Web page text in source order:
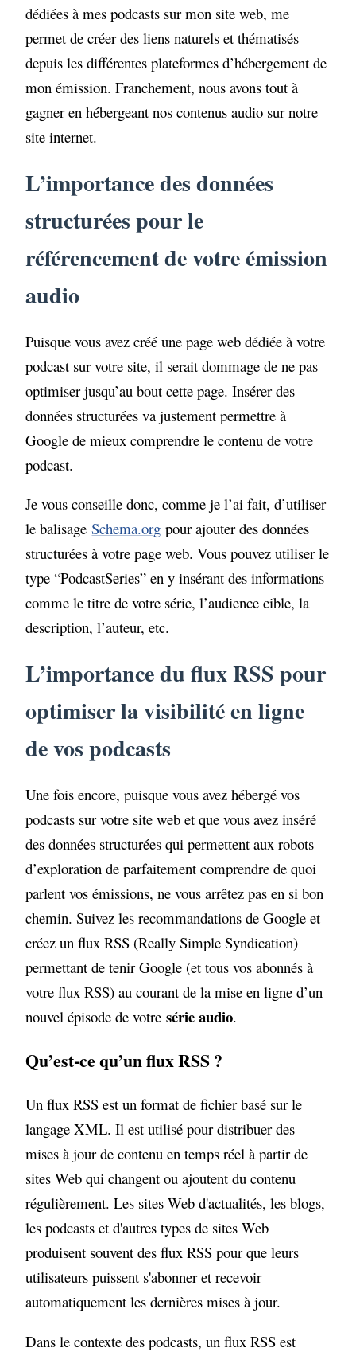
dédiées à mes podcasts sur mon site web, me
permet de créer des liens naturels et thématisés
depuis les différentes plateformes d’hébergement de
mon émission. Franchement, nous avons tout à
gagner en hébergeant nos contenus audio sur notre
site internet.
L’importance des données
structurées pour le
référencement de votre émission
audio
Puisque vous avez créé une page web dédiée à votre
podcast sur votre site, il serait dommage de ne pas
optimiser jusqu’au bout cette page. Insérer des
données structurées va justement permettre à
Google de mieux comprendre le contenu de votre
podcast.
Je vous conseille donc, comme je l’ai fait, d’utiliser
le balisageSchema.org pour ajouter des données
structurées à votre page web. Vous pouvez utiliser le
type “PodcastSeries” en y insérant des informations
comme le titre de votre série, l’audience cible, la
description, l’auteur, etc.
L’importance du flux RSS pour
optimiser la visibilité en ligne
de vos podcasts
Une fois encore, puisque vous avez hébergé vos
podcasts sur votre site web et que vous avez inséré
des données structurées qui permettent aux robots
d’exploration de parfaitement comprendre de quoi
parlent vos émissions, ne vous arrêtez pas en si bon
chemin. Suivez les recommandations de Google et
créez un flux RSS (Really Simple Syndication)
permettant de tenir Google (et tous vos abonnés à
votre flux RSS) au courant de la mise en ligne d’un
nouvel épisode de votresérie audio.
Qu’est-ce qu’un flux RSS ?
Un flux RSS est un format de fichier basé sur le
langage XML. Il est utilisé pour distribuer des
mises à jour de contenu en temps réel à partir de
sites Web qui changent ou ajoutent du contenu
régulièrement. Les sites Web d'actualités, les blogs,
les podcasts et d'autres types de sites Web
produisent souvent des flux RSS pour que leurs
utilisateurs puissent s'abonner et recevoir
automatiquement les dernières mises à jour.
Dans le contexte des podcasts, un flux RSS est